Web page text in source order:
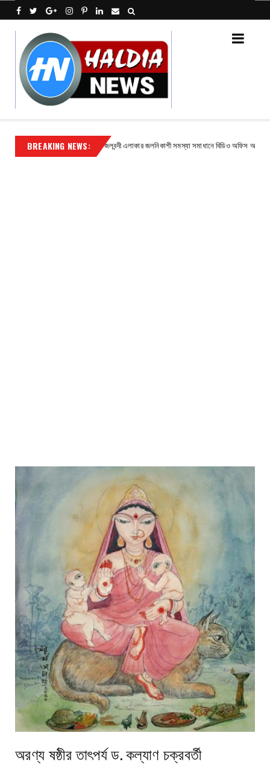
BREAKING NEWS:
Contact জলবন্দী এলাকার জলনিকাশী সমস্যা সমাধানে বিডিও অফিস অভিযানের ডাক
অরণ্য ষষ্ঠীর তাৎপর্য ড. কল্যাণ চক্রবর্তী